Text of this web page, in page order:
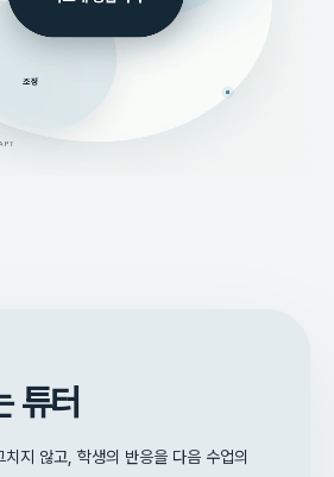
튜터
지 않고, 학생의 반응을 다음 수업의